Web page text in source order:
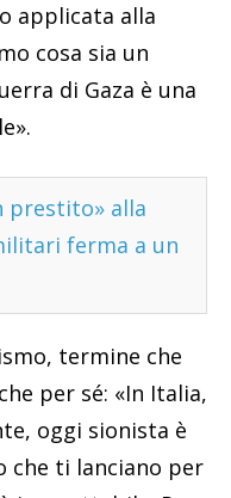
applicata alla
cosa sia un
di Gaza è una
prestito» alla
ferma a un
termine che
per sé: «In Italia,
oggi sionista è
che ti lanciano per